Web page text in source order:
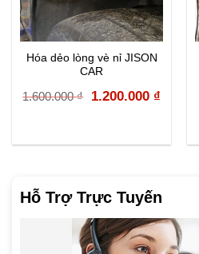
Hỗ Trợ Trực Tuyến
Hóa dẻo lòng vè nỉ JISON
CAR
1.600.000₫
Original
1.200.000 ₫